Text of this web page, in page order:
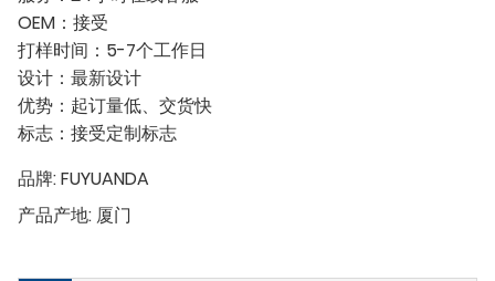
OEM：接受
打样时间：5-7个工作日
设计：最新设计
优势：起订量低、交货快
标志：接受定制标志
品牌:FUYUANDA
产品产地: 厦门